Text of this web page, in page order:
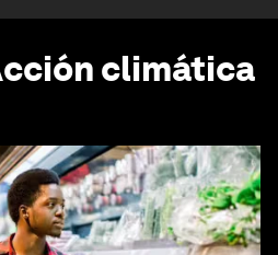
climática